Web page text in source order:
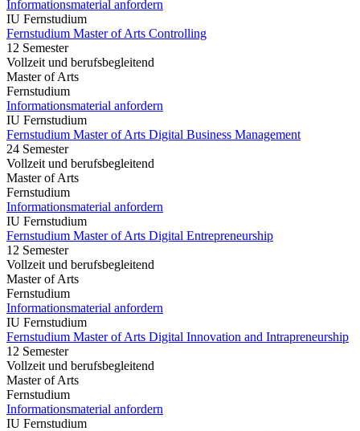
Informationsmaterial anfordern
IU Fernstudium
Fernstudium Master of Arts Controlling
12 Semester
Vollzeit und berufsbegleitend
Master of Arts
Fernstudium
Informationsmaterial anfordern
IU Fernstudium
Fernstudium Master of Arts Digital Business Management
24 Semester
Vollzeit und berufsbegleitend
Master of Arts
Fernstudium
Informationsmaterial anfordern
IU Fernstudium
Fernstudium Master of Arts Digital Entrepreneurship
12 Semester
Vollzeit und berufsbegleitend
Master of Arts
Fernstudium
Informationsmaterial anfordern
IU Fernstudium
Fernstudium Master of Arts Digital Innovation and Intrapreneurship
12 Semester
Vollzeit und berufsbegleitend
Master of Arts
Fernstudium
Informationsmaterial anfordern
IU Fernstudium